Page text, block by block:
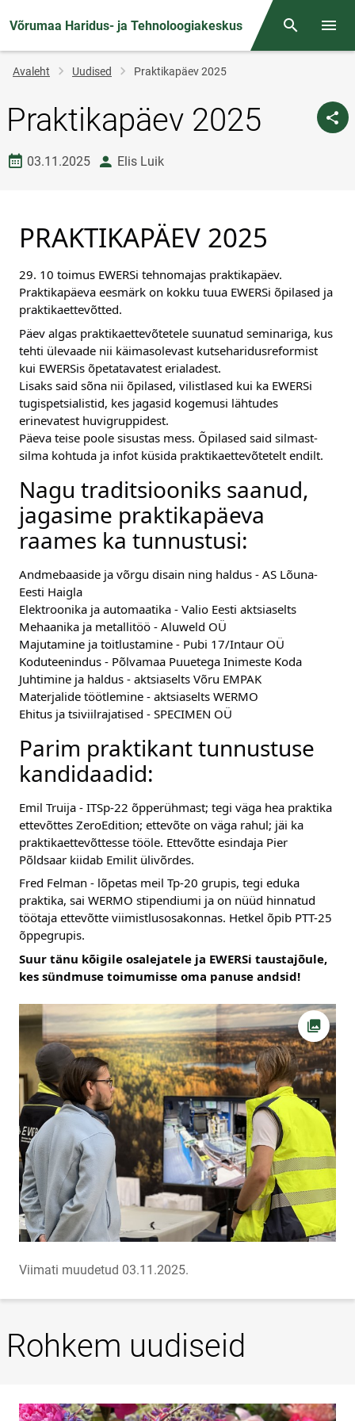
Võrumaa Haridus- ja Tehnoloogiakeskus Otsing
Jälglink
Avaleht Uudised Praktikapäev 2025
Praktikapäev 2025
Loomise kuupäev
03.11.2025 autorElis Luik
PRAKTIKAPÄEV 2025
29. 10 toimus EWERSi tehnomajas praktikapäev.
Praktikapäeva eesmärk on kokku tuua EWERSi õpilased ja
praktikaettevõtted.
Päev algas praktikaettevõtetele suunatud seminariga, kus
tehti ülevaade nii käimasolevast kutseharidusreformist
kui EWERSis õpetatavatest erialadest.
Lisaks said sõna nii õpilased, vilistlased kui ka EWERSi
tugispetsialistid, kes jagasid kogemusi lähtudes
erinevatest huvigruppidest.
Päeva teise poole sisustas mess. Õpilased said silmast-
silma kohtuda ja infot küsida praktikaettevõtetelt endilt.
Nagu traditsiooniks saanud,
jagasime praktikapäeva
raames ka tunnustusi:
Andmebaaside ja võrgu disain ning haldus - AS Lõuna-
Eesti Haigla
Elektroonika ja automaatika - Valio Eesti aktsiaselts
Mehaanika ja metallitöö - Aluweld OÜ
Majutamine ja toitlustamine - Pubi 17/Intaur OÜ
Koduteenindus - Põlvamaa Puuetega Inimeste Koda
Juhtimine ja haldus - aktsiaselts Võru EMPAK
Materjalide töötlemine - aktsiaselts WERMO
Ehitus ja tsiviilrajatised - SPECIMEN OÜ
Parim praktikant tunnustuse
kandidaadid:
Emil Truija - ITSp-22 õpperühmast; tegi väga hea praktika
ettevõttes ZeroEdition; ettevõte on väga rahul; jäi ka
praktikaettevõttesse tööle. Ettevõtte esindaja Pier
Põldsaar kiidab Emilit ülivõrdes.
Fred Felman - lõpetas meil Tp-20 grupis, tegi eduka
praktika, sai WERMO stipendiumi ja on nüüd hinnatud
töötaja ettevõtte viimistlusosakonnas. Hetkel õpib PTT-25
õppegrupis.
Suur tänu kõigile osalejatele ja EWERSi taustajõule,
kes sündmuse toimumisse oma panuse andsid!
Ava
Viimati muudetud 03.11.2025.
Rohkem uudiseid